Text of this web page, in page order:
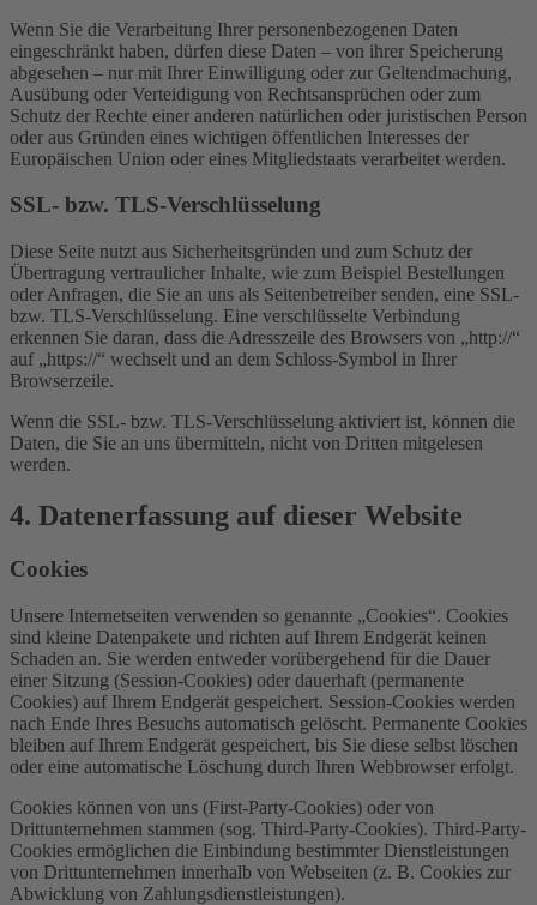
Wenn Sie die Verarbeitung Ihrer personenbezogenen Daten
eingeschränkt haben, dürfen diese Daten – von ihrer Speicherung
abgesehen – nur mit Ihrer Einwilligung oder zur Geltendmachung,
Ausübung oder Verteidigung von Rechtsansprüchen oder zum
Schutz der Rechte einer anderen natürlichen oder juristischen Person
oder aus Gründen eines wichtigen öffentlichen Interesses der
Europäischen Union oder eines Mitgliedstaats verarbeitet werden.
SSL- bzw. TLS-Verschlüsselung
Diese Seite nutzt aus Sicherheitsgründen und zum Schutz der
Übertragung vertraulicher Inhalte, wie zum Beispiel Bestellungen
oder Anfragen, die Sie an uns als Seitenbetreiber senden, eine SSL-
bzw. TLS-Verschlüsselung. Eine verschlüsselte Verbindung
erkennen Sie daran, dass die Adresszeile des Browsers von „http://“
auf „https://“ wechselt und an dem Schloss-Symbol in Ihrer
Browserzeile.
Wenn die SSL- bzw. TLS-Verschlüsselung aktiviert ist, können die
Daten, die Sie an uns übermitteln, nicht von Dritten mitgelesen
werden.
4. Datenerfassung auf dieser Website
Cookies
Unsere Internetseiten verwenden so genannte „Cookies“. Cookies
sind kleine Datenpakete und richten auf Ihrem Endgerät keinen
Schaden an. Sie werden entweder vorübergehend für die Dauer
einer Sitzung (Session-Cookies) oder dauerhaft (permanente
Cookies) auf Ihrem Endgerät gespeichert. Session-Cookies werden
nach Ende Ihres Besuchs automatisch gelöscht. Permanente Cookies
bleiben auf Ihrem Endgerät gespeichert, bis Sie diese selbst löschen
oder eine automatische Löschung durch Ihren Webbrowser erfolgt.
Cookies können von uns (First-Party-Cookies) oder von
Drittunternehmen stammen (sog. Third-Party-Cookies). Third-Party-
Cookies ermöglichen die Einbindung bestimmter Dienstleistungen
von Drittunternehmen innerhalb von Webseiten (z. B. Cookies zur
Abwicklung von Zahlungsdienstleistungen).